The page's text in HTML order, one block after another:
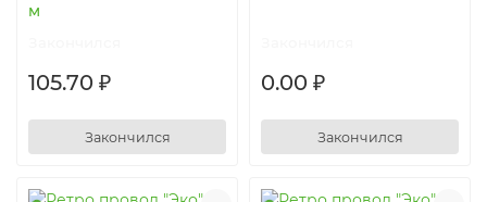
м
105.70 ₽
Закончился
0.00 ₽
Закончился